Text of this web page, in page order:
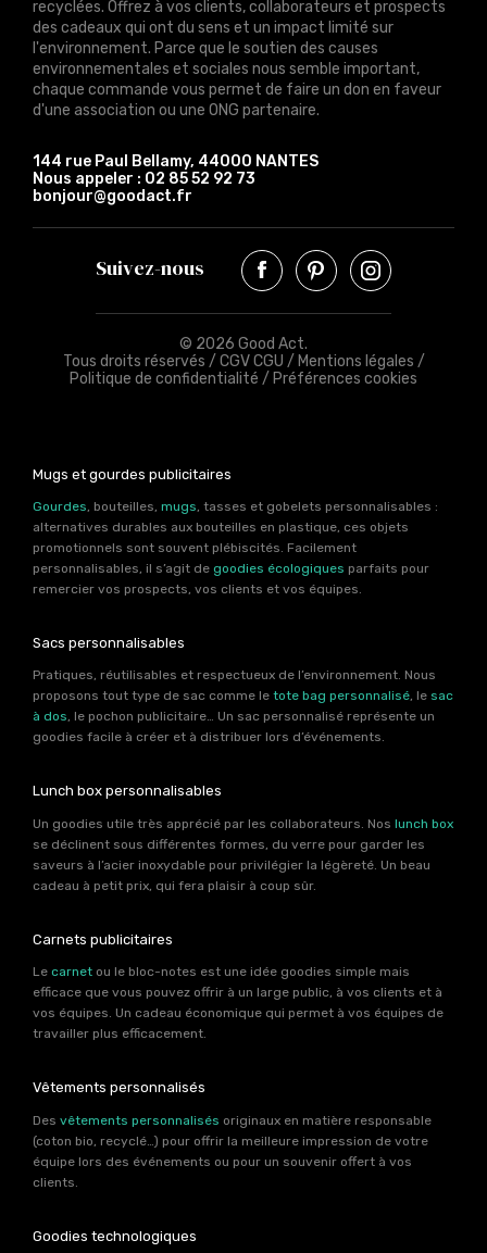
recyclées. Offrez à vos clients, collaborateurs et prospects
des cadeaux qui ont du sens et un impact limité sur
l'environnement. Parce que le soutien des causes
environnementales et sociales nous semble important,
chaque commande vous permet de faire un don en faveur
d'une association ou une ONG partenaire.
144 rue Paul Bellamy, 44000 NANTES
Nous appeler : 02 85 52 92 73
bonjour@goodact.fr
Suivez-nous
© 2026 Good Act.
Tous droits réservés / CGV CGU / Mentions légales /
Politique de confidentialité / Préférences cookies
Mugs et gourdes publicitaires
Gourdes, bouteilles, mugs, tasses et gobelets personnalisables :
alternatives durables aux bouteilles en plastique, ces objets
promotionnels sont souvent plébiscités. Facilement
personnalisables, il s’agit de goodies écologiques parfaits pour
remercier vos prospects, vos clients et vos équipes.
Sacs personnalisables
Pratiques, réutilisables et respectueux de l’environnement. Nous
proposons tout type de sac comme le tote bag personnalisé, le sac
à dos, le pochon publicitaire… Un sac personnalisé représente un
goodies facile à créer et à distribuer lors d’événements.
Lunch box personnalisables
Un goodies utile très apprécié par les collaborateurs. Nos lunch box
se déclinent sous différentes formes, du verre pour garder les
saveurs à l’acier inoxydable pour privilégier la légèreté. Un beau
cadeau à petit prix, qui fera plaisir à coup sûr.
Carnets publicitaires
Le carnet ou le bloc-notes est une idée goodies simple mais
efficace que vous pouvez offrir à un large public, à vos clients et à
vos équipes. Un cadeau économique qui permet à vos équipes de
travailler plus efficacement.
Vêtements personnalisés
Des vêtements personnalisés originaux en matière responsable
(coton bio, recyclé…) pour offrir la meilleure impression de votre
équipe lors des événements ou pour un souvenir offert à vos
clients.
Goodies technologiques